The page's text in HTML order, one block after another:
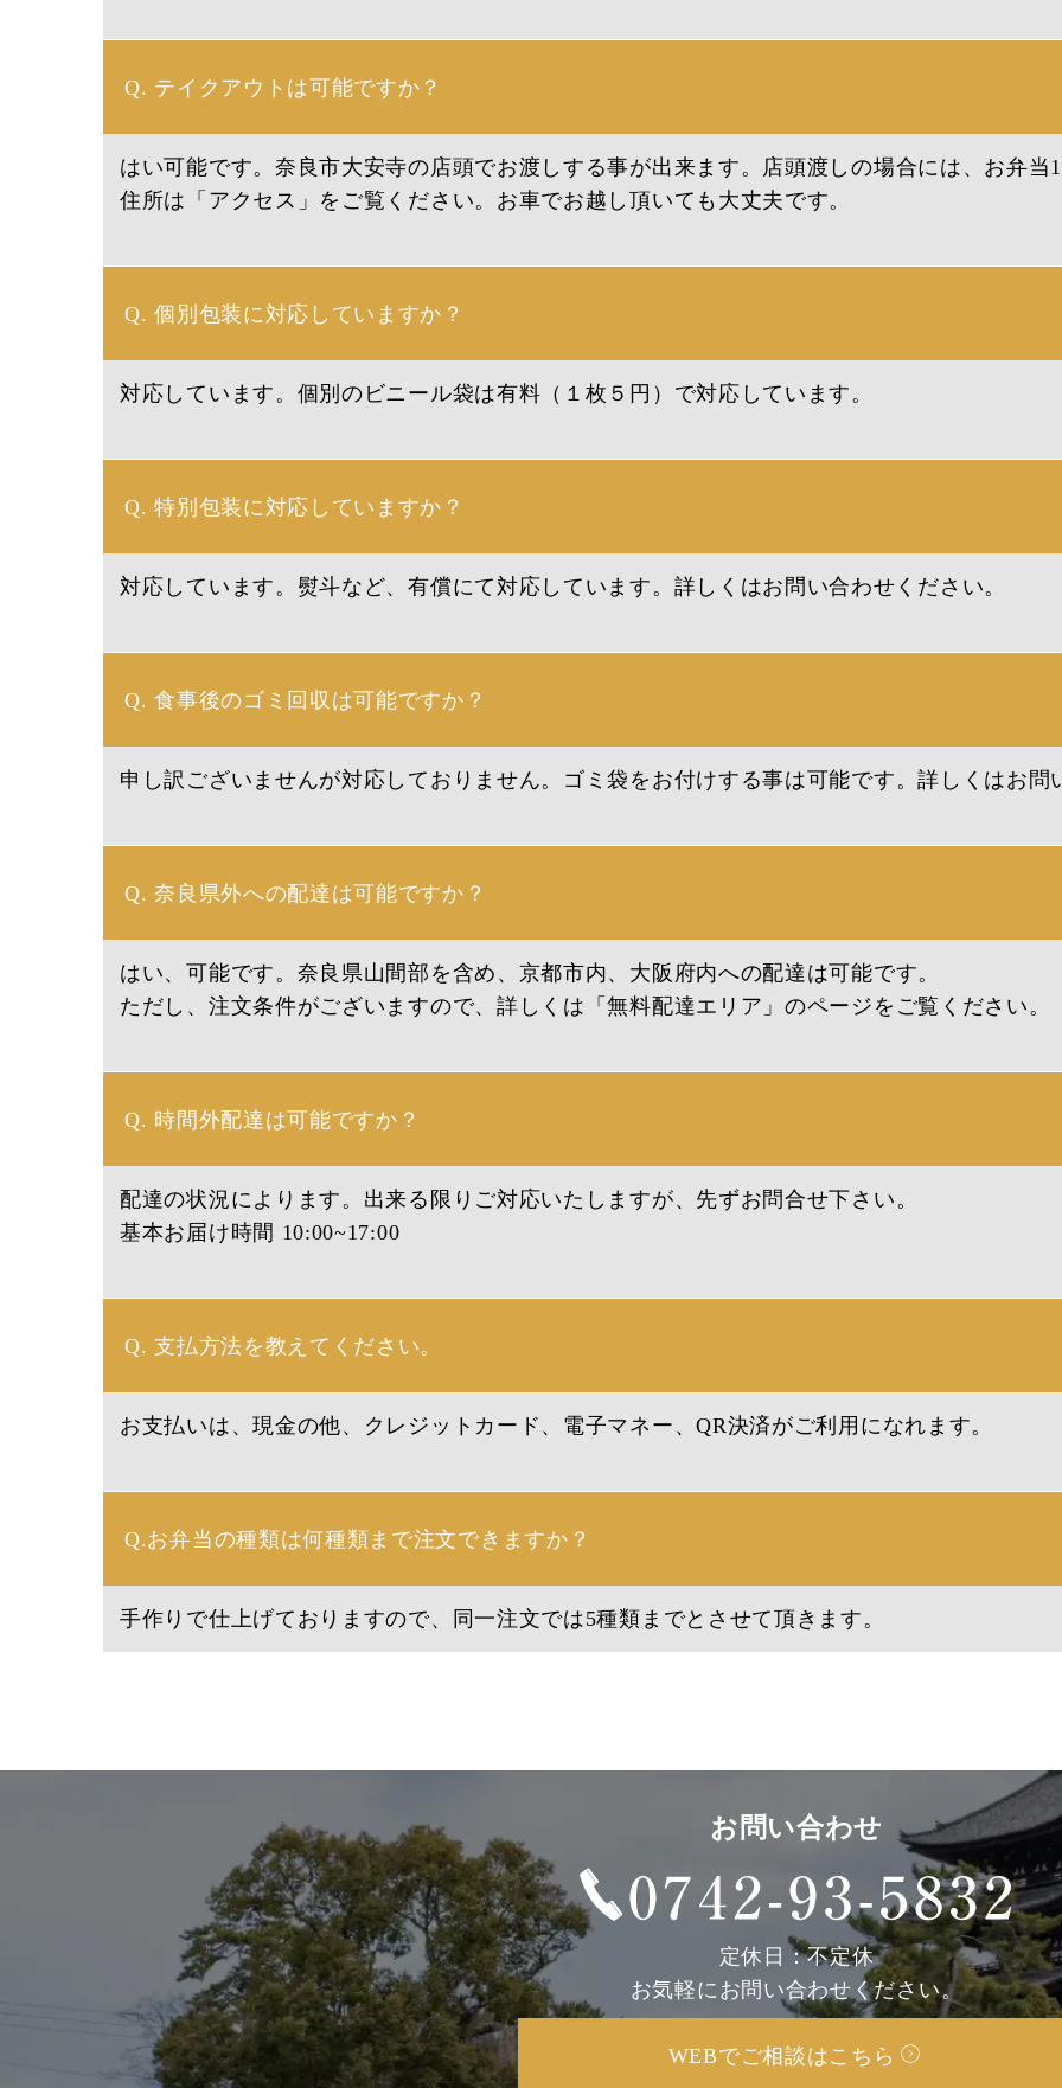
Q. テイクアウトは可能ですか？
はい可能です。奈良市大安寺の店頭でお渡しする事が出来ます。 店頭渡しの場合には、お弁当
住所は「アクセス」をご覧ください。お車でお越し頂いても大丈夫です。
Q. 個別包装に対応していますか？
対応しています。個別のビニール袋は有料（１枚５円）で対応しています。
Q. 特別包装に対応していますか？
対応しています。熨斗など、有償にて対応しています。 詳しくはお問い合わせください。
Q. 食事後のゴミ回収は可能ですか？
申し訳ございませんが対応しておりません。 ゴミ袋をお付けする事は可能です。詳しくはお問
Q. 奈良県外への配達は可能ですか？
はい、可能です。 奈良県山間部を含め、京都市内、大阪府内への配達は可能です。
ただし、注文条件がございますので、詳しくは「無料配達エリア」のページをご覧ください。
Q. 時間外配達は可能ですか？
配達の状況によります。 出来る限りご対応いたしますが、先ずお問合せ下さい。
基本お届け時間 10:00~17:00
Q. 支払方法を教えてください。
お支払いは、現金の他、クレジットカード、電子マネー、QR決済がご利用になれます。
Q.お弁当の種類は何種類まで注文できますか？
手作りで仕上げておりますので、同一注文では5種類までとさせて頂きます。
お問い合わせ
定休日：不定休
お気軽にお問い合わせください。
WEBでご相談はこちら